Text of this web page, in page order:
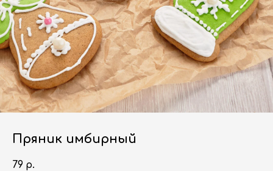
Пряник имбирный
79 р.